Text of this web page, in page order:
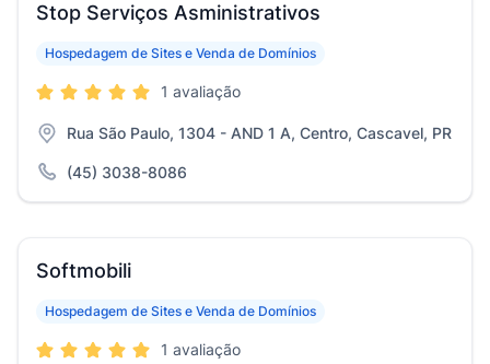
Stop Serviços Asministrativos
Hospedagem de Sites e Venda de Domínios
1 avaliação
Rua São Paulo, 1304 - AND 1 A, Centro, Cascavel, PR
(45) 3038-8086
Softmobili
Hospedagem de Sites e Venda de Domínios
1 avaliação